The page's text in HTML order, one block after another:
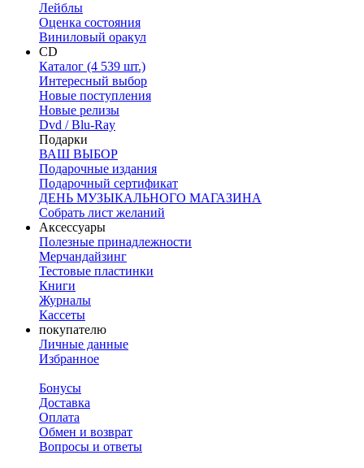
Лейблы
Оценка состояния
Виниловый оракул
CD
Каталог (4 539 шт.)
Интересный выбор
Новые поступления
Новые релизы
Dvd / Blu-Ray
Подарки
ВАШ ВЫБОР
Подарочные издания
Подарочный сертификат
ДЕНЬ МУЗЫКАЛЬНОГО МАГАЗИНА
Собрать лист желаний
Аксессуары
Полезные принадлежности
Мерчандайзинг
Тестовые пластинки
Книги
Журналы
Кассеты
покупателю
Личные данные
Избранное
Бонусы
Доставка
Оплата
Обмен и возврат
Вопросы и ответы